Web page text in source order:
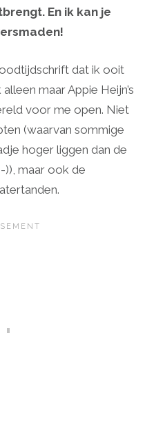
En ik kan je
dat ik ooit
maar Appie Heijn’s
voor me open. Niet
(waarvan sommige
hoger liggen dan de
)), maar ook de